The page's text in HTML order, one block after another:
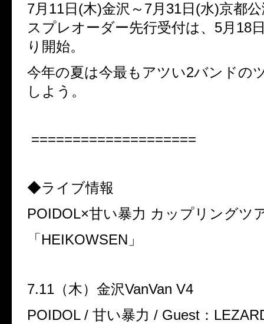
7月 11日 (木)金沢～ 7月 31日 (水)京都
スプレオーダー先行受付は、 5月 18
り開始。
今年の夏は今最もアツい2バンドの
しよう。
====================
◆ライブ情報
POIDOL×甘い暴力 カップリングツ
「 HEIKOWSEN 」
7.11 （木）金沢VanVan V4
POIDOL / 甘い暴力 / Guest ：